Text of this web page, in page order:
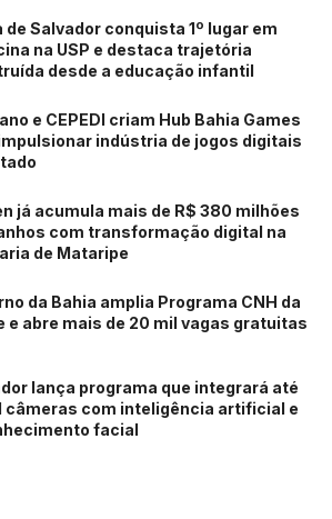
de Salvador conquista 1º lugar em
na USP e destaca trajetória
desde a educação infantil
e CEPEDI criam Hub Bahia Games
indústria de jogos digitais
já acumula mais de R$ 380 milhões
com transformação digital na
de Mataripe
da Bahia amplia Programa CNH da
e abre mais de 20 mil vagas gratuitas
lança programa que integrará até
câmeras com inteligência artificial e
facial